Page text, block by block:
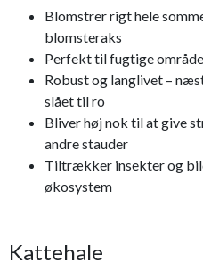
Blomstrer rigt hele
blomsteraks
Perfekt til fugtige
Robust og langlivet –
slået til ro
Bliver høj nok til at give
andre stauder
Tiltrækker insekter og
økosystem
Kattehale